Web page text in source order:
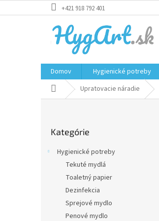
na
+421 918 792 401
Domov Hygienické potreby
DomovUpratovacie náradie
kategórie
Kategórie
Hygienické potreby
Tekuté mydlá
Toaletný papier
Dezinfekcia
Sprejové mydlo
Penové mydlo